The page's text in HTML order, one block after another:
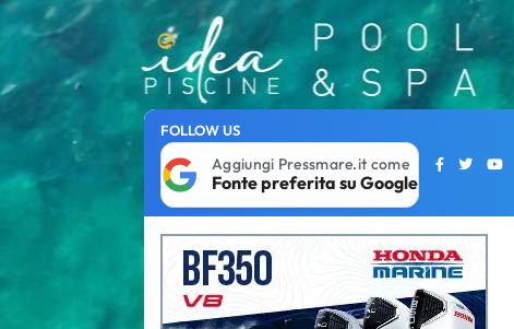
FOLLOW US
Aggiungi Pressmare.it come
Fonte preferita su Google